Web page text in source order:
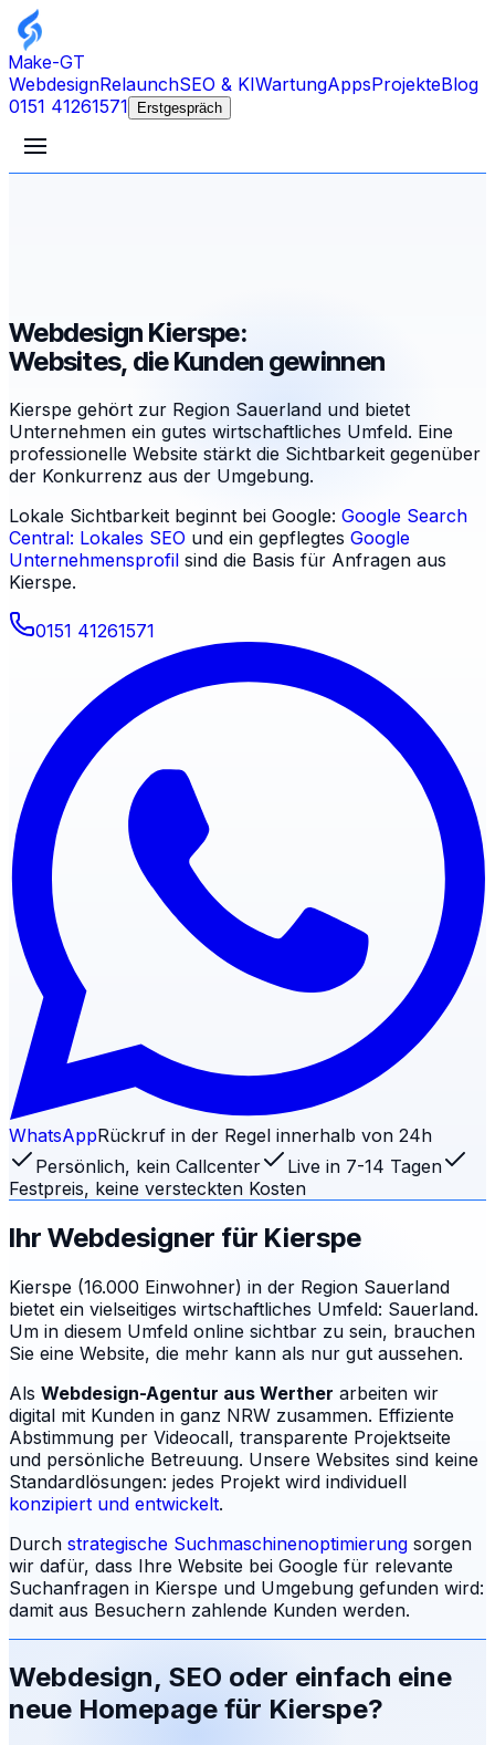
Make-GT
WebdesignRelaunchSEO & KIWartungAppsProjekteBlog
0151 41261571
Erstgespräch
Webdesign Kierspe:
Websites, die Kunden gewinnen
Kierspe gehört zur Region Sauerland und bietet
Unternehmen ein gutes wirtschaftliches Umfeld. Eine
professionelle Website stärkt die Sichtbarkeit gegenüber
der Konkurrenz aus der Umgebung.
Lokale Sichtbarkeit beginnt bei Google: Google Search
Central: Lokales SEO und ein gepflegtes Google
Unternehmensprofil sind die Basis für Anfragen aus
Kierspe.
0151 41261571
WhatsAppRückruf in der Regel innerhalb von 24h
Persönlich, kein Callcenter
Live in 7-14 Tagen
Festpreis, keine versteckten Kosten
Ihr Webdesigner für Kierspe
Kierspe (16.000 Einwohner) in der Region Sauerland
bietet ein vielseitiges wirtschaftliches Umfeld: Sauerland.
Um in diesem Umfeld online sichtbar zu sein, brauchen
Sie eine Website, die mehr kann als nur gut aussehen.
Als Webdesign-Agentur aus Werther arbeiten wir
digital mit Kunden in ganz NRW zusammen. Effiziente
Abstimmung per Videocall, transparente Projektseite
und persönliche Betreuung. Unsere Websites sind keine
Standardlösungen: jedes Projekt wird individuell
konzipiert und entwickelt.
Durch strategische Suchmaschinenoptimierung sorgen
wir dafür, dass Ihre Website bei Google für relevante
Suchanfragen in Kierspe und Umgebung gefunden wird:
damit aus Besuchern zahlende Kunden werden.
Webdesign, SEO oder einfach eine
neue Homepage für Kierspe?